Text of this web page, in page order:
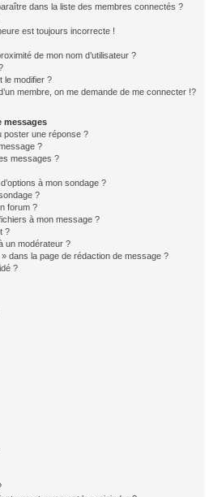
dans la liste des membres connectés ?
est toujours incorrecte !
de mon nom d’utilisateur ?
le modifier ?
membre, on me demande de me connecter !?
messages
poster une réponse ?
?
messages ?
à mon sondage ?
?
forum ?
à mon message ?
?
un modérateur ?
dans la page de rédaction de message ?
?